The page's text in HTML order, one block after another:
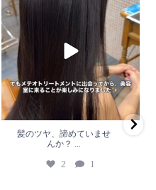
髪のツヤ、諦めていません
1
髪のツヤ、諦めていませ
んか？ ...
2 1